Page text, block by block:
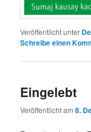
Veröffentlicht unter
Schreibe einen
Eingelebt
Veröffentlicht am8.